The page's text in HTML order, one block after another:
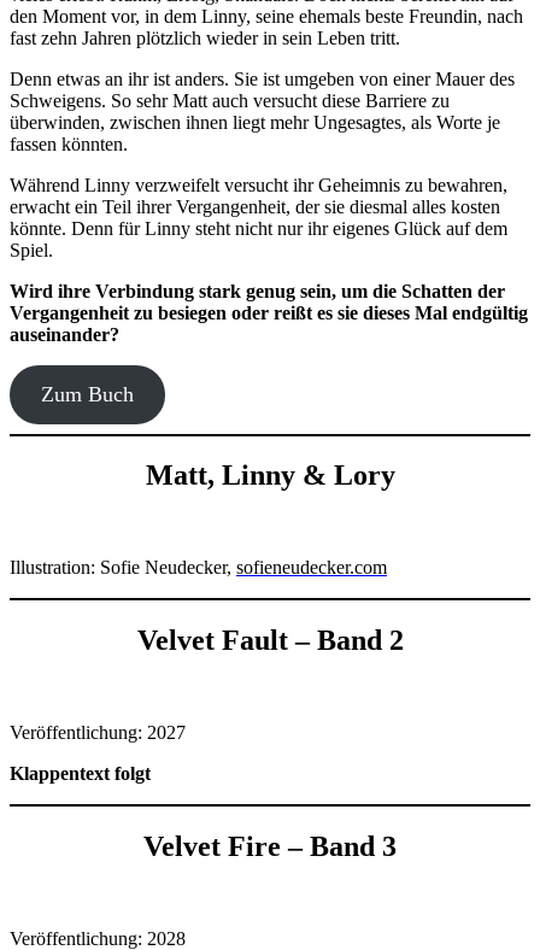
den Moment vor, in dem Linny, seine ehemals beste Freundin, nach
fast zehn Jahren plötzlich wieder in sein Leben tritt.
Denn etwas an ihr ist anders. Sie ist umgeben von einer Mauer des
Schweigens. So sehr Matt auch versucht diese Barriere zu
überwinden, zwischen ihnen liegt mehr Ungesagtes, als Worte je
fassen könnten.
Während Linny verzweifelt versucht ihr Geheimnis zu bewahren,
erwacht ein Teil ihrer Vergangenheit, der sie diesmal alles kosten
könnte. Denn für Linny steht nicht nur ihr eigenes Glück auf dem
Spiel.
Wird ihre Verbindung stark genug sein, um die Schatten der
Vergangenheit zu besiegen oder reißt es sie dieses Mal endgültig
auseinander?
Zum Buch
Matt, Linny & Lory
Illustration: Sofie Neudecker, sofieneudecker.com
Velvet Fault – Band 2
Veröffentlichung: 2027
Klappentext folgt
Velvet Fire – Band 3
Veröffentlichung: 2028